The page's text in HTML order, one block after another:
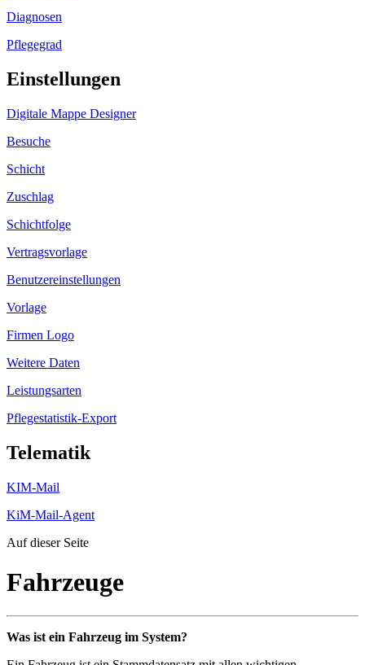
Diagnosen
Pflegegrad
Einstellungen
Digitale Mappe Designer
Besuche
Schicht
Zuschlag
Schichtfolge
Vertragsvorlage
Benutzereinstellungen
Vorlage
Firmen Logo
Weitere Daten
Leistungsarten
Pflegestatistik-Export
Telematik
KIM-Mail
KiM-Mail-Agent
Auf dieser Seite
Fahrzeuge
Was ist ein Fahrzeug im System?